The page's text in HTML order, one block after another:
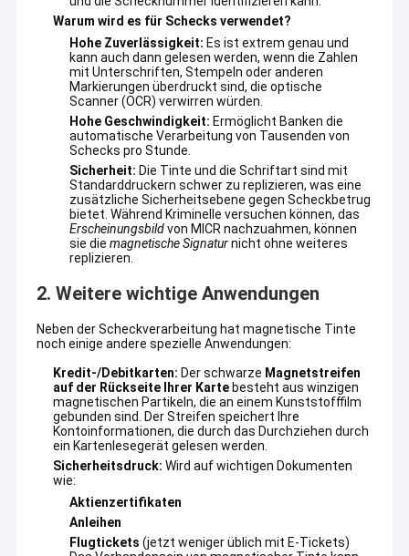
Warum wird es für Schecks verwendet?
Hohe Zuverlässigkeit: Es ist extrem genau und
kann auch dann gelesen werden, wenn die Zahlen
mit Unterschriften, Stempeln oder anderen
Markierungen überdruckt sind, die optische
Scanner (OCR) verwirren würden.
Hohe Geschwindigkeit: Ermöglicht Banken die
automatische Verarbeitung von Tausenden von
Schecks pro Stunde.
Sicherheit: Die Tinte und die Schriftart sind mit
Standarddruckern schwer zu replizieren, was eine
zusätzliche Sicherheitsebene gegen Scheckbetrug
bietet. Während Kriminelle versuchen können, das
Erscheinungsbildvon MICR nachzuahmen, können
sie die magnetische Signaturnicht ohne weiteres
replizieren.
2. Weitere wichtige Anwendungen
Neben der Scheckverarbeitung hat magnetische Tinte
noch einige andere spezielle Anwendungen:
Kredit-/Debitkarten: Der schwarze Magnetstreifen
auf der Rückseite Ihrer Kartebesteht aus winzigen
magnetischen Partikeln, die an einem Kunststofffilm
gebunden sind. Der Streifen speichert Ihre
Kontoinformationen, die durch das Durchziehen durch
ein Kartenlesegerät gelesen werden.
Sicherheitsdruck: Wird auf wichtigen Dokumenten
wie:
Aktienzertifikaten
Anleihen
Flugtickets (jetzt weniger üblich mit E-Tickets)